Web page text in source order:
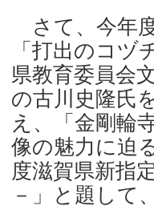
さて、今年
「打出のコヅ
県教育委員会
の古川史隆氏
え、「金剛輪
像の魅力に迫
度滋賀県新指
－」と題して